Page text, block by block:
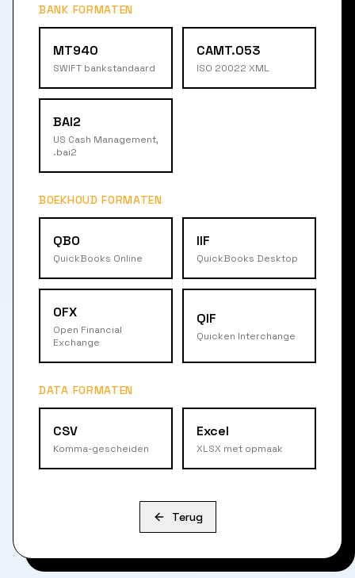
BANK FORMATEN
MT940
SWIFT bankstandaard
CAMT.053
ISO 20022 XML
BAI2
US Cash Management,
.bai2
BOEKHOUD FORMATEN
QBO
QuickBooks Online
IIF
QuickBooks Desktop
OFX
Open Financial
Exchange
QIF
Quicken Interchange
DATA FORMATEN
CSV
Komma-gescheiden
Excel
XLSX met opmaak
Terug